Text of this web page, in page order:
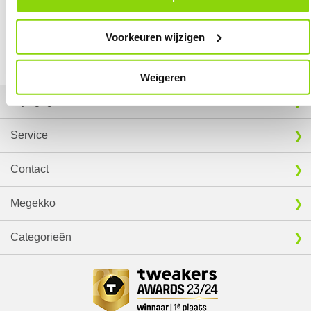
Voorkeuren wijzigen
Weigeren
EXTRA INFORMATIE
Download specificatie sheet
Vergelijk product
19,95
Vergelijk product
18,95
Service
Contact
Megekko
Categorieën